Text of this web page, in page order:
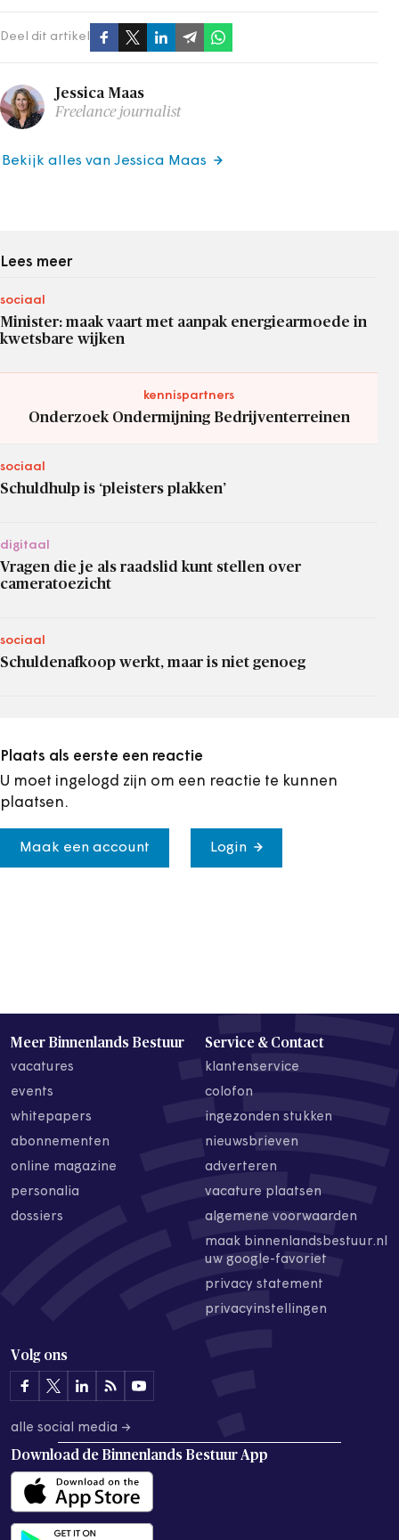
Deel dit artikel
Jessica Maas
Freelance journalist
Bekijk alles van Jessica Maas
Lees meer
sociaal
Minister: maak vaart met aanpak energiearmoede in
kwetsbare wijken
kennispartners
Onderzoek Ondermijning Bedrijventerreinen
sociaal
Schuldhulp is ‘pleisters plakken’
digitaal
Vragen die je als raadslid kunt stellen over
cameratoezicht
sociaal
Schuldenafkoop werkt, maar is niet genoeg
Plaats als eerste een reactie
U moet ingelogd zijn om een reactie te kunnen
plaatsen.
Maak een account Login
Meer Binnenlands Bestuur
vacatures
events
whitepapers
abonnementen
online magazine
personalia
dossiers
Service & Contact
klantenservice
colofon
ingezonden stukken
nieuwsbrieven
adverteren
vacature plaatsen
algemene voorwaarden
maak binnenlandsbestuur.nl
uw google-favoriet
privacy statement
privacyinstellingen
Volg ons
alle social media →
Download de Binnenlands Bestuur App